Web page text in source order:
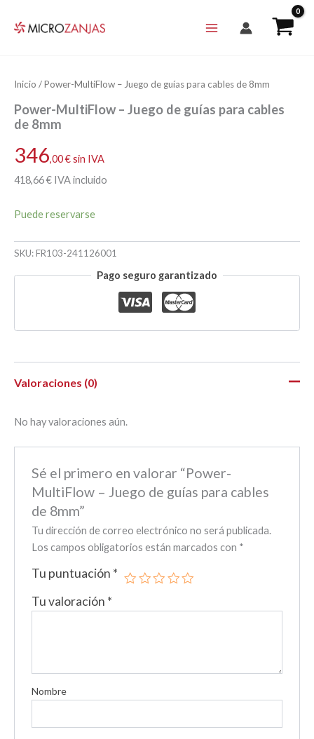
Inicio / Power-MultiFlow – Juego de guías para cables de 8mm
Power-MultiFlow – Juego de guías para cables
de 8mm
346,00€sin IVA
418,66€ IVA incluido
Puede reservarse
SKU:FR103-241126001
Pago seguro garantizado
Valoraciones (0)
No hay valoraciones aún.
Sé el primero en valorar “Power-
MultiFlow – Juego de guías para cables
de 8mm”
Tu dirección de correo electrónico no será publicada.
Los campos obligatorios están marcados con *
Tu puntuación *
Tu valoración *
Nombre